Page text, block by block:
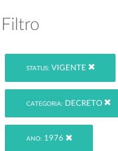
Filtro
STATUS: VIGENTE
CATEGORIA: DECRETO
ANO: 1976